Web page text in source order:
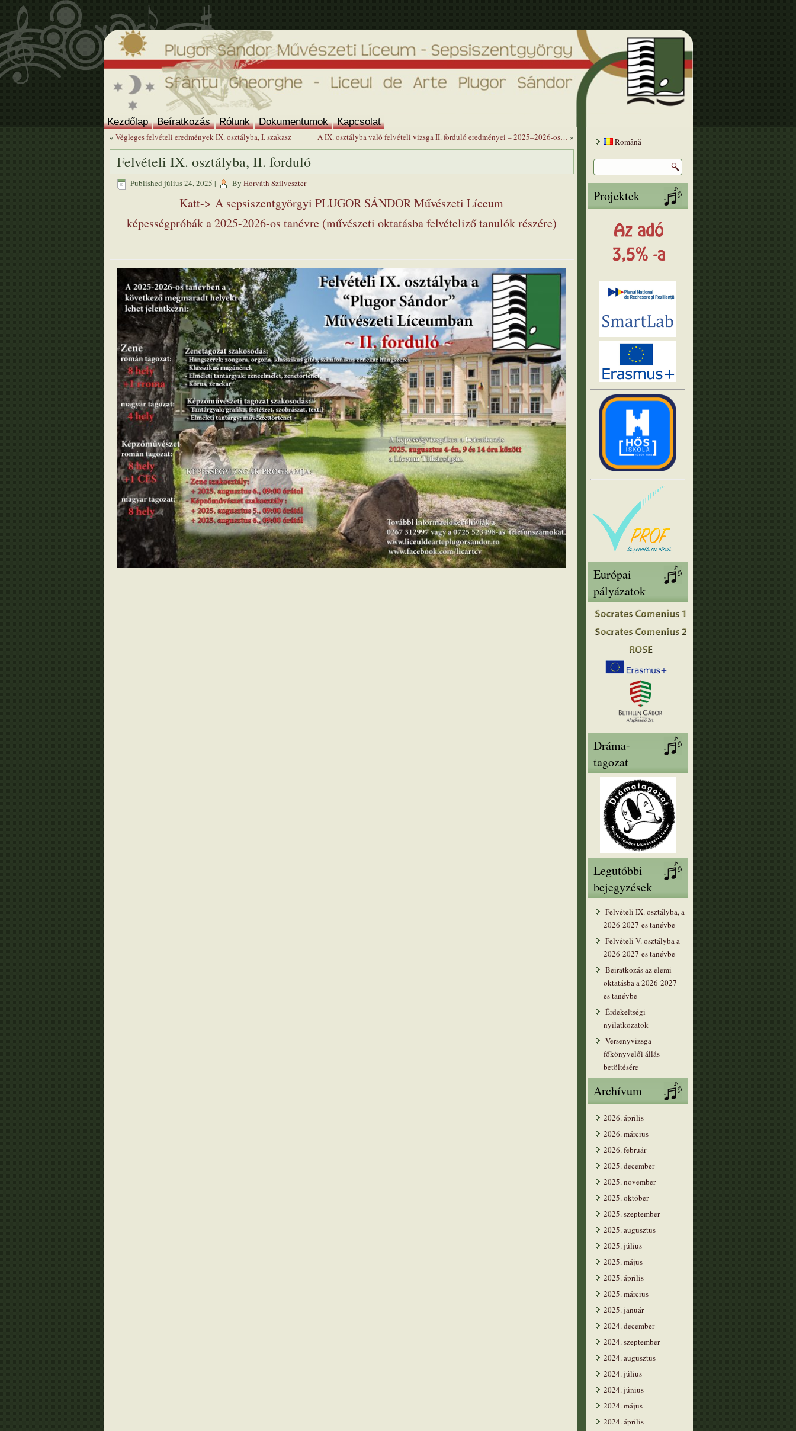
Kezdőlap Beíratkozás Rólunk Dokumentumok Kapcsolat
« Végleges felvételi eredmények IX. osztályba, I. szakasz A IX. osztályba való felvételi vizsga II. forduló eredményei – 2025–2026-os… »
Felvételi IX. osztályba, II. forduló
Published július 24, 2025 | By Horváth Szilveszter
Katt-> A sepsiszentgyörgyi PLUGOR SÁNDOR Művészeti Líceum
képességpróbák a 2025-2026-os tanévre (művészeti oktatásba felvételiző tanulók részére)
Română
Projektek
Európai
pályázatok
Dráma-
tagozat
Legutóbbi
bejegyzések
Felvételi IX. osztályba, a
2026-2027-es tanévbe
Felvételi V. osztályba a
2026-2027-es tanévbe
Beiratkozás az elemi
oktatásba a 2026-2027-
es tanévbe
Érdekeltségi
nyilatkozatok
Versenyvizsga
főkönyvelői állás
betöltésére
Archívum
2026. április
2026. március
2026. február
2025. december
2025. november
2025. október
2025. szeptember
2025. augusztus
2025. július
2025. május
2025. április
2025. március
2025. január
2024. december
2024. szeptember
2024. augusztus
2024. július
2024. június
2024. május
2024. április